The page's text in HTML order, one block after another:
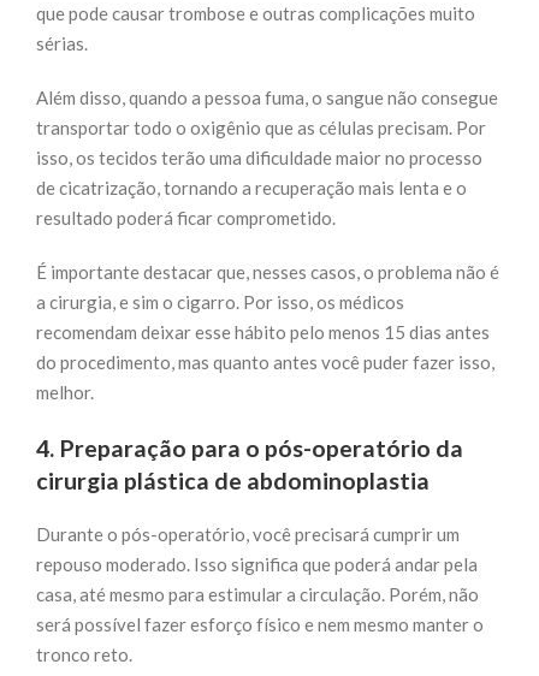
que pode causar trombose e outras complicações muito
sérias.
Além disso, quando a pessoa fuma, o sangue não consegue
transportar todo o oxigênio que as células precisam. Por
isso, os tecidos terão uma dificuldade maior no processo
de cicatrização, tornando a recuperação mais lenta e o
resultado poderá ficar comprometido.
É importante destacar que, nesses casos, o problema não é
a cirurgia, e sim o cigarro. Por isso, os médicos
recomendam deixar esse hábito pelo menos 15 dias antes
do procedimento, mas quanto antes você puder fazer isso,
melhor.
4. Preparação para o pós-operatório da
cirurgia plástica de abdominoplastia
Durante o pós-operatório, você precisará cumprir um
repouso moderado. Isso significa que poderá andar pela
casa, até mesmo para estimular a circulação. Porém, não
será possível fazer esforço físico e nem mesmo manter o
tronco reto.